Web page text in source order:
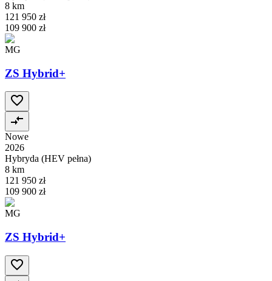
8 km
121 950 zł
109 900 zł
MG
ZS Hybrid+
Nowe
2026
Hybryda (HEV pełna)
8 km
121 950 zł
109 900 zł
MG
ZS Hybrid+